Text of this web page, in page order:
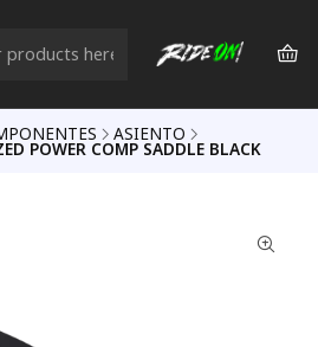
ASIENTO
POWER COMP SADDLE BLACK